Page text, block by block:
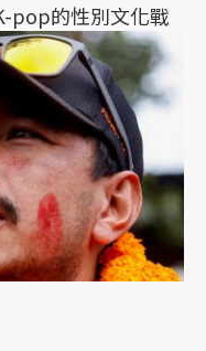
pop的性別文化戰